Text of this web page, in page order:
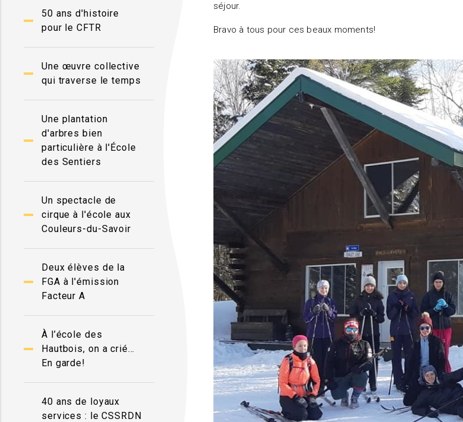
50 ans d'histoire
pour le CFTR
Une œuvre collective
qui traverse le temps
Une plantation
d'arbres bien
particulière à l'École
des Sentiers
Un spectacle de
cirque à l'école aux
Couleurs-du-Savoir
Deux élèves de la
FGA à l'émission
Facteur A
À l’école des
Hautbois, on a crié…
En garde!
40 ans de loyaux
services : le CSSRDN
séjour.
Bravo à tous pour ces beaux moments!